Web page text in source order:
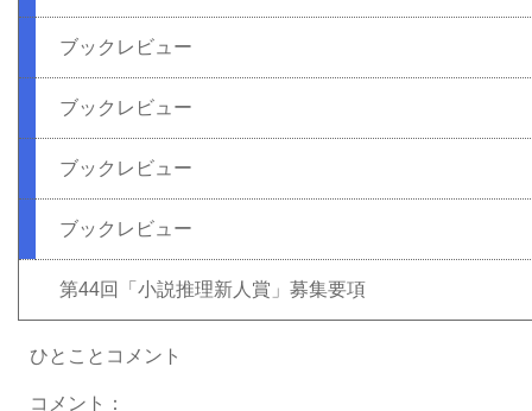
ブックレビュー
ブックレビュー
ブックレビュー
ブックレビュー
第44回「小説推理新人賞」募集要項
ひとことコメント
コメント：